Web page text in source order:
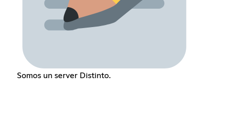
Somos un server Distinto.